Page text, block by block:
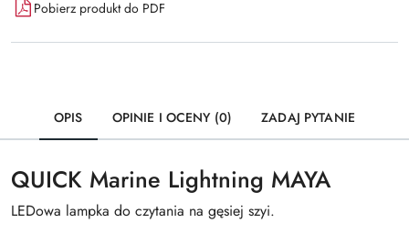
Pobierz produkt do PDF
OPIS OPINIE I OCENY (0) ZADAJ PYTANIE
QUICK Marine Lightning MAYA
LEDowa lampka do czytania na gęsiej szyi.